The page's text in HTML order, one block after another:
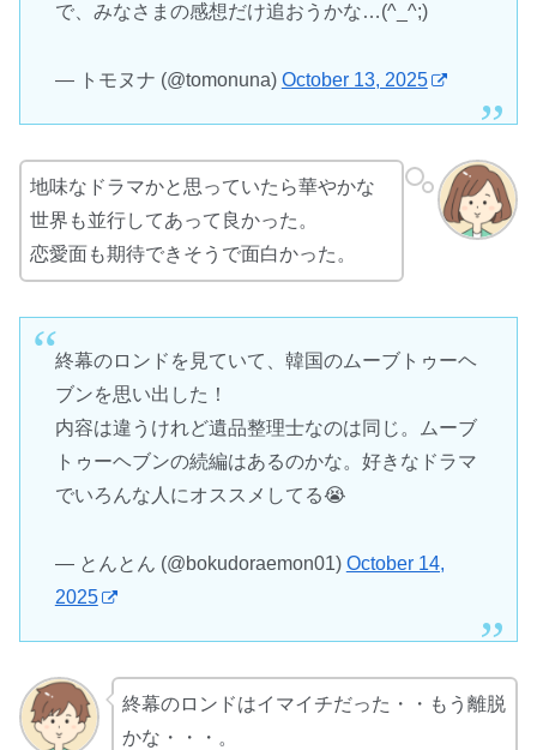
で、みなさまの感想だけ追おうかな…(^_^;)
— トモヌナ (@tomonuna) October 13, 2025
地味なドラマかと思っていたら華やかな
世界も並行してあって良かった。
恋愛面も期待できそうで面白かった。
終幕のロンドを見ていて、韓国のムーブトゥーヘ
ブンを思い出した！
内容は違うけれど遺品整理士なのは同じ。ムーブ
トゥーヘブンの続編はあるのかな。好きなドラマ
でいろんな人にオススメしてる😭
— とんとん (@bokudoraemon01) October 14,
2025
終幕のロンドはイマイチだった・・もう離脱
かな・・・。